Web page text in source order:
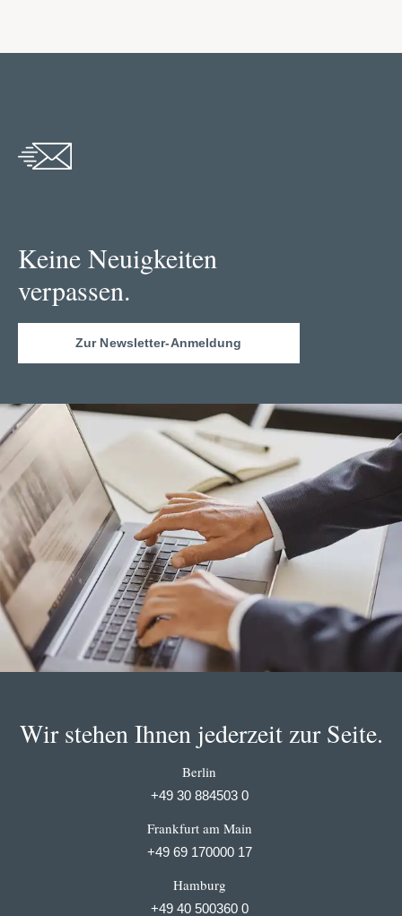
Keine Neuigkeiten
verpassen.
Zur Newsletter-Anmeldung
Wir stehen Ihnen jederzeit zur Seite.
Berlin
+49 30 884503 0
Frankfurt am Main
+49 69 170000 17
Hamburg
+49 40 500360 0